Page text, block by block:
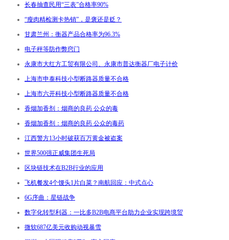
长春抽查民用“三表”合格率90%
“瘦肉精检测卡热销”，是褒还是贬？
甘肃兰州：衡器产品合格率为96.3%
电子秤等防作弊窍门
永康市大红方工贸有限公司、永康市普达衡器厂电子计价
上海市申泰科技小型断路器质量不合格
上海市六开科技小型断路器质量不合格
香烟加香剂：烟商的良药 公众的毒
香烟加香剂：烟商的良药 公众的毒药
江西警方13小时破获百万黄金被盗案
世界500强正威集团生死局
区块链技术在B2B行业的应用
飞机餐发4个馒头1片白菜？南航回应：中式点心
6G序曲：星链战争
数字化转型利器：一比多B2B电商平台助力企业实现跨境贸
微软687亿美元收购动视暴雪